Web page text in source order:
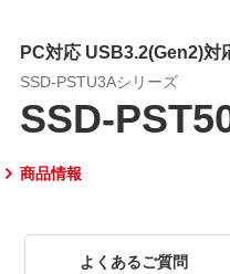
PC対応 USB3.2(Gen2)対
SSD-PSTU3Aシリーズ
SSD-
商品情報
よくあるご質問